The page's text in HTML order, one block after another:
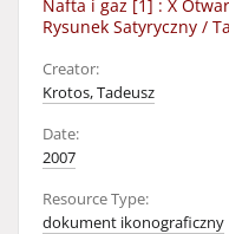
Nafta i gaz [1] : X
Rysunek Satyryczny /
Creator:
Krotos, Tadeusz
Date:
2007
Resource Type:
dokument ikonograficzny